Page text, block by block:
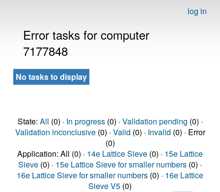
log in
Error tasks for computer
7177848
No tasks to display
State: All (0) · In progress(0) · Validation pending (0) ·
Validation inconclusive(0) · Valid (0) · Invalid (0) · Error
(0)
Application: All (0) · 14e Lattice Sieve (0) · 15e Lattice
Sieve (0) · 15e Lattice Sieve for smaller numbers (0) ·
16e Lattice Sieve for smaller numbers (0) · 16e Lattice
Sieve V5 (0)